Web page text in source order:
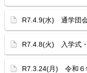
R7.4.9(水) 通学団
R7.4.8(火) 入学式
R7.3.24(月) 令和６